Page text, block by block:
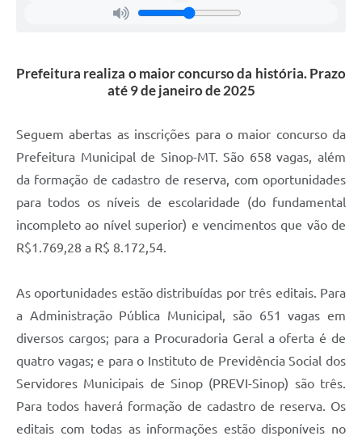
Prefeitura realiza o maior concurso da história. Prazo
até 9 de janeiro de 2025
Seguem abertas as inscrições para o maior concurso da
Prefeitura Municipal de Sinop-MT. São 658 vagas, além
da formação de cadastro de reserva, com oportunidades
para todos os níveis de escolaridade (do fundamental
incompleto ao nível superior) e vencimentos que vão de
R$1.769,28 a R$ 8.172,54.
As oportunidades estão distribuídas por três editais. Para
a Administração Pública Municipal, são 651 vagas em
diversos cargos; para a Procuradoria Geral a oferta é de
quatro vagas; e para o Instituto de Previdência Social dos
Servidores Municipais de Sinop (PREVI-Sinop) são três.
Para todos haverá formação de cadastro de reserva. Os
editais com todas as informações estão disponíveis no